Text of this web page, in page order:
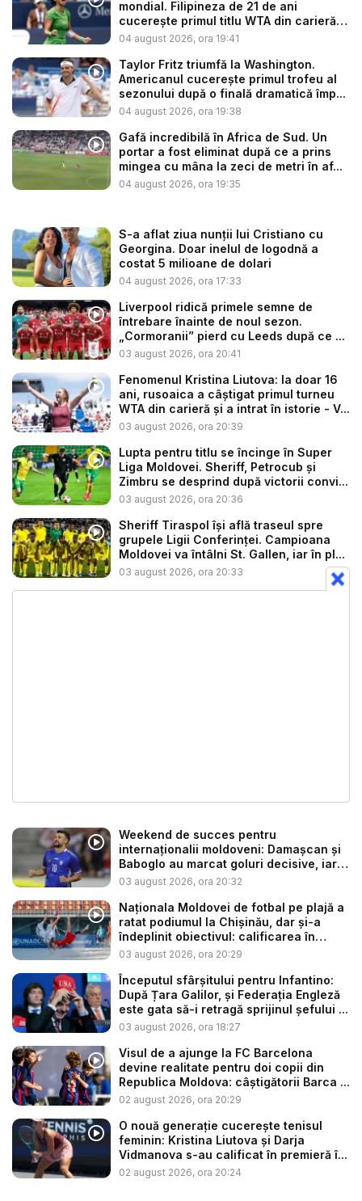
mondial. Filipineza de 21 de ani
cucerește primul titlu WTA din carieră
d...
04 august 2026, ora 19:41
Taylor Fritz triumfă la Washington.
Americanul cucerește primul trofeu al
sezonului după o finală dramatică împ...
04 august 2026, ora 19:38
Gafă incredibilă în Africa de Sud. Un
portar a fost eliminat după ce a prins
mingea cu mâna la zeci de metri în af...
04 august 2026, ora 19:35
S-a aflat ziua nunții lui Cristiano cu
Georgina. Doar inelul de logodnă a
costat 5 milioane de dolari
04 august 2026, ora 17:33
Liverpool ridică primele semne de
întrebare înainte de noul sezon.
„Cormoranii” pierd cu Leeds după ce ...
03 august 2026, ora 20:41
Fenomenul Kristina Liutova: la doar 16
ani, rusoaica a câștigat primul turneu
WTA din carieră și a intrat în istorie - V...
03 august 2026, ora 20:39
Lupta pentru titlu se încinge în Super
Liga Moldovei. Sheriff, Petrocub și
Zimbru se desprind după victorii convi...
03 august 2026, ora 20:36
Sheriff Tiraspol își află traseul spre
grupele Ligii Conferinței. Campioana
Moldovei va întâlni St. Gallen, iar în pl...
03 august 2026, ora 20:33
Weekend de succes pentru
internaționalii moldoveni: Damașcan și
Baboglo au marcat goluri decisive, iar
M...
03 august 2026, ora 20:32
Naționala Moldovei de fotbal pe plajă a
ratat podiumul la Chișinău, dar și-a
îndeplinit obiectivul: calificarea în
Sup...
03 august 2026, ora 20:29
Începutul sfârșitului pentru Infantino:
După Țara Galilor, și Federația Engleză
este gata să-i retragă sprijinul șefului ...
03 august 2026, ora 18:27
Visul de a ajunge la FC Barcelona
devine realitate pentru doi copii din
Republica Moldova: câștigătorii Barca ...
02 august 2026, ora 20:29
O nouă generație cucerește tenisul
feminin: Kristina Liutova și Darja
Vidmanova s-au calificat în premieră î...
02 august 2026, ora 20:24